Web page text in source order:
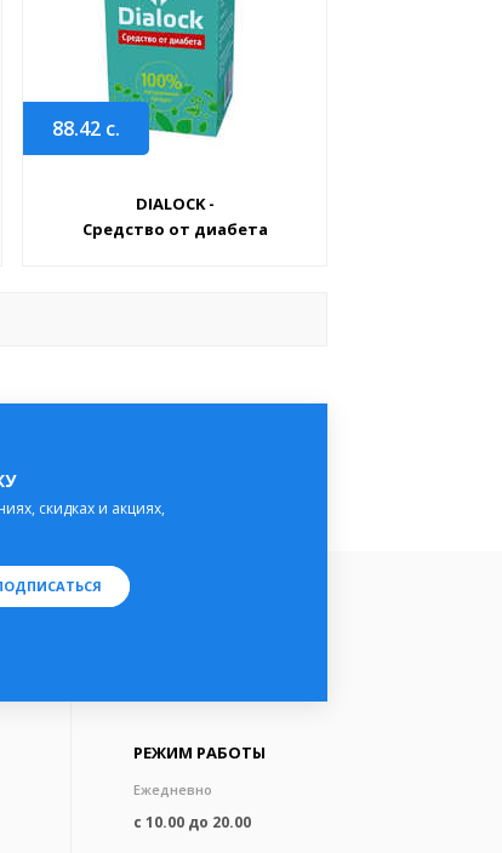
88.42 с.
DIALOCK -
Средство от диабета
скидках и акциях,
РЕЖИМ РАБОТЫ
Ежедневно
с 10.00 до 20.00